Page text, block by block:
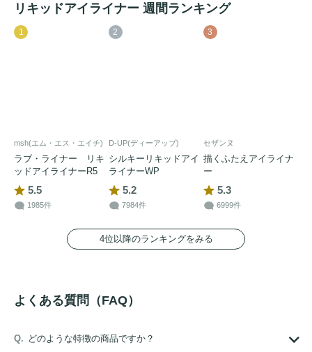
リキッドアイライナー 週間ランキング
1
msh(エム・エス・エイチ)
ラブ・ライナー リキ
ッドアイライナーR5
5.5
1985件
2
D-UP(ディーアップ)
シルキーリキッドアイ
ライナーWP
5.2
7984件
3
セザンヌ
描くふたえアイライナ
ー
5.3
6999件
4位以降のランキングをみる
よくある質問（FAQ）
どのような特徴の商品ですか？